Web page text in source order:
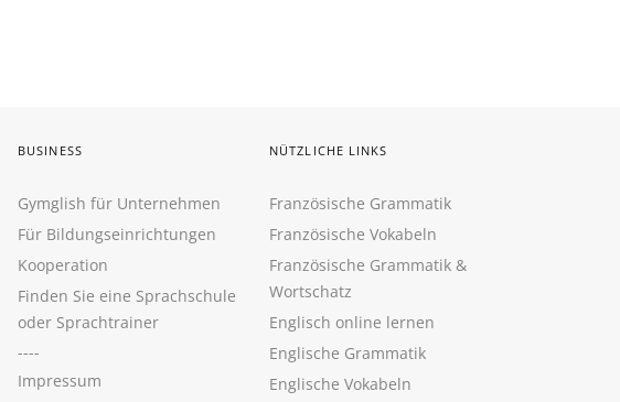
BUSINESS
Gymglish für Unternehmen
Für Bildungseinrichtungen
Kooperation
Finden Sie eine Sprachschule
oder Sprachtrainer
----
Impressum
NÜTZLICHE LINKS
Französische Grammatik
Französische Vokabeln
Französische Grammatik &
Wortschatz
Englisch online lernen
Englische Grammatik
Englische Vokabeln